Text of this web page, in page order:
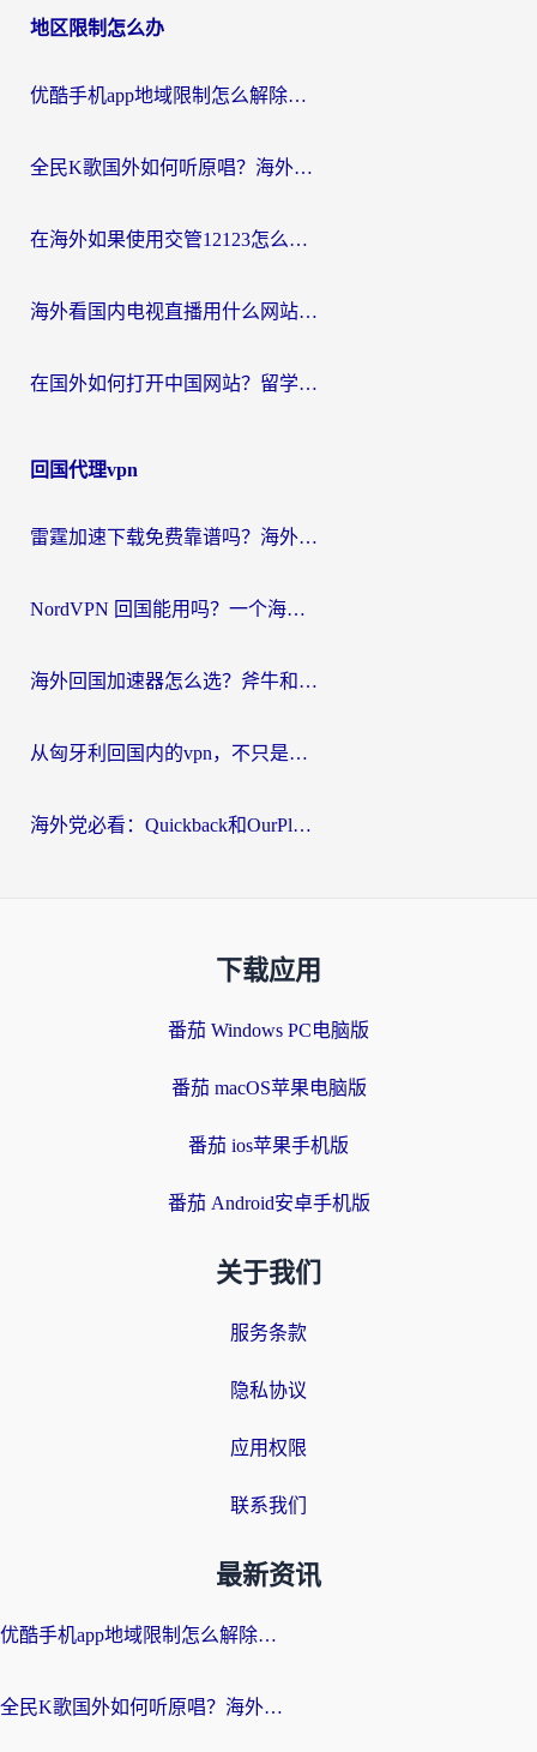
地区限制怎么办
优酷手机app地域限制怎么解除？海外党亲测有效的追剧方案
全民K歌国外如何听原唱？海外党亲测有效的回国加速器选择指南
在海外如果使用交管12123怎么处理？留学生亲测有效的回国加速方案
海外看国内电视直播用什么网站比较好？一篇解决你所有追剧难题的实用指南
在国外如何打开中国网站？留学生与海外华人的无缝访问指南
回国代理vpn
雷霆加速下载免费靠谱吗？海外党选回国加速器的避坑指南（附热门工具对比）
NordVPN 回国能用吗？一个海外用户必须面对的真实困境
海外回国加速器怎么选？斧牛和海龟哪个好？一篇帮你避开坑的实用指南
从匈牙利回国内的vpn，不只是为了刷剧那么简单
海外党必看：Quickback和OurPlay好用吗？3分钟选对回国加速器，无缝刷剧玩游戏
下载应用
番茄 Windows PC电脑版
番茄 macOS苹果电脑版
番茄 ios苹果手机版
番茄 Android安卓手机版
关于我们
服务条款
隐私协议
应用权限
联系我们
最新资讯
优酷手机app地域限制怎么解除？海外党亲测有效的追剧方案
全民K歌国外如何听原唱？海外党亲测有效的回国加速器选择指南